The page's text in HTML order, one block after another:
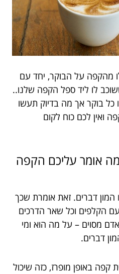
מהקפה על הבוקר, יחד עם
לו ליד ספל הקפה שלנו..
כל בוקר אך מה בדיוק תעשו
ואין לכם כוח לקום
אומר עליכם הקפה
המון דברים. זאת אומרת שכך
הקלפים וכל שאר הדרכים
מסוים – על מה הוא ומי
דברים.
קפה באופן מופרז, כזה שיכול